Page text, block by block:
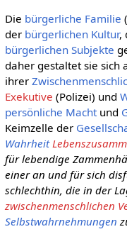
Die bürgerliche Familie
der bürgerlichen Kultur,
bürgerlichen Subjekte
daher gestaltet sie sich
ihrer
Exekutive (Polizei) und
persönliche Machtund
Keimzelle der
Wahrheit
für lebendige
einer an und für sich
schlechthin, die in der
zwischenmenschlichen
Selbstwahrnehmungen